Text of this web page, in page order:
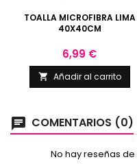
TOALLA MICROFIBRA LIMA
40X40CM
Precio
6,99 €
 Añadir al carrito
chat COMENTARIOS (0)
No hay reseñas